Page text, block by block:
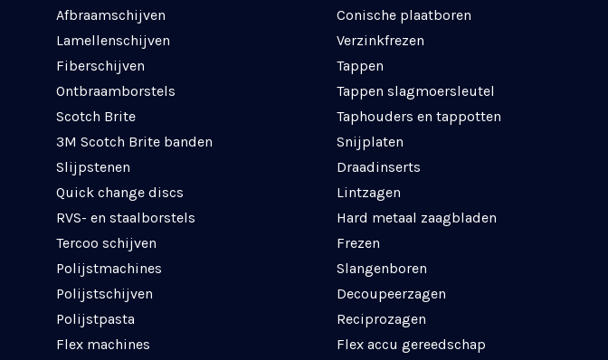
Afbraamschijven
Lamellenschijven
Fiberschijven
Ontbraamborstels
Scotch Brite
3M Scotch Brite banden
Slijpstenen
Quick change discs
RVS- en staalborstels
Tercoo schijven
Polijstmachines
Polijstschijven
Polijstpasta
Flex machines
Conische plaatboren
Verzinkfrezen
Tappen
Tappen slagmoersleutel
Taphouders en tappotten
Snijplaten
Draadinserts
Lintzagen
Hard metaal zaagbladen
Frezen
Slangenboren
Decoupeerzagen
Reciprozagen
Flex accu gereedschap